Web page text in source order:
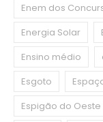
Enem dos
Energia Solar
Ensino médio
Esgoto
Espigão do Oeste